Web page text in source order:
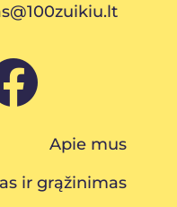
Apie mus
ir grąžinimas